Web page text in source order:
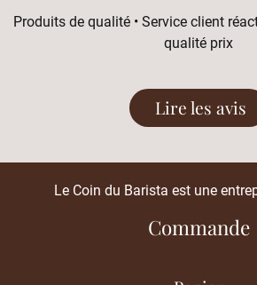
Produits de qualité • Service client
qualité prix
Lire les avis
Le Coin du Barista est une
Commande